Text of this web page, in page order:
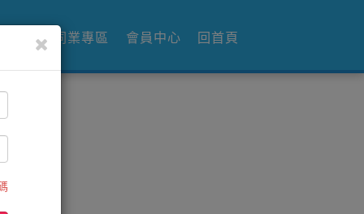
郵輪 同業專區 會員中心 回首頁